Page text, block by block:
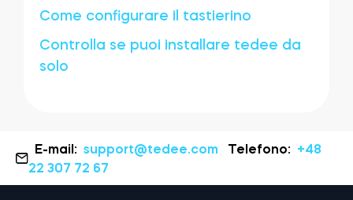
Come configurare il tastierino
Controlla se puoi installare tedee da
solo
E-mail:support@tedee.com Telefono: +48
22 307 72 67